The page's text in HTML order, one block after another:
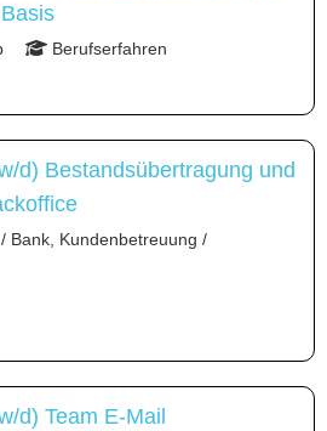
Berufserfahren
d) Bestandsübertragung und
Bank, Kundenbetreuung /
d) Team E-Mail